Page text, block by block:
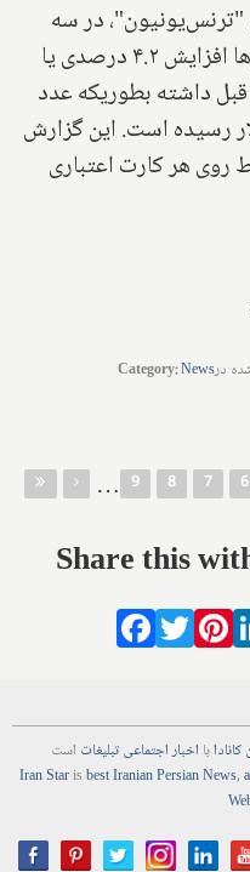
در سه
ماهه دوم سال ۲۰۲۳ بدهی خانوارها افزایش ۴.۲ درصدی یا
قبل داشته بطوریکه عدد
تریلیون دلار رسیده است. این گزارش
روی هر کارت اعتباری
در Category:News
6
7
8
9
…
Facebook
کانادابا اخباراجتماعیتبلیغات است
Iran Starisbest Iranian PersianNews,